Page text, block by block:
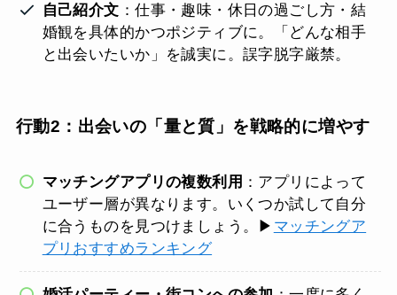
自己紹介文 ：仕事・趣味・休日の過ごし方・結
婚観を具体的かつポジティブに。「どんな相手
と出会いたいか」を誠実に。誤字脱字厳禁。
行動2：出会いの「量と質」を戦略的に増やす
マッチングアプリの複数利用 ：アプリによって
ユーザー層が異なります。いくつか試して自分
に合うものを見つけましょう。▶ マッチングア
プリおすすめランキング